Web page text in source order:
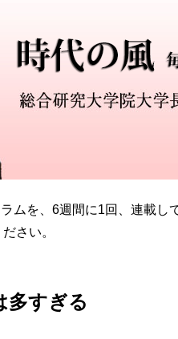
ムを、6週間に1回、連載
さい。
多すぎる